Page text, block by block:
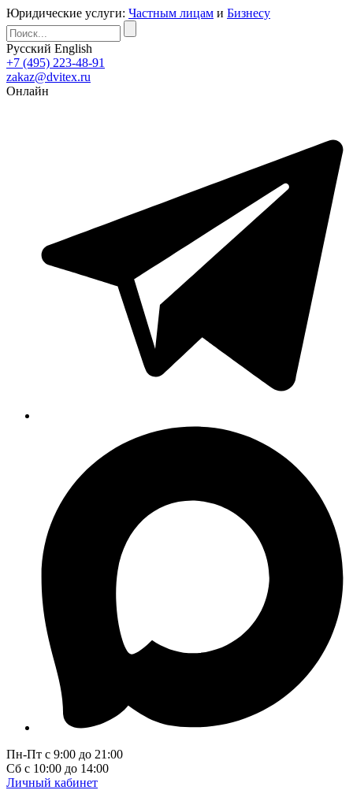
Юридические услуги: Частным лицам и Бизнесу
Русский English
+7 (495) 223-48-91
zakaz@dvitex.ru
Онлайн
Пн-Пт с 9:00 до 21:00
Сб с 10:00 до 14:00
Личный кабинет